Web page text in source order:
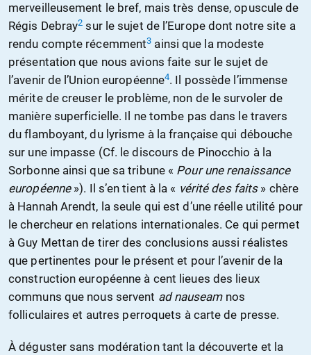
merveilleusement le bref, mais très dense, opuscule de
Régis Debray2 sur le sujet de l’Europe dont notre site a
rendu compte récemment3 ainsi que la modeste
présentation que nous avions faite sur le sujet de
l’avenir de l’Union européenne4. Il possède l’immense
mérite de creuser le problème, non de le survoler de
manière superficielle. Il ne tombe pas dans le travers
du flamboyant, du lyrisme à la française qui débouche
sur une impasse (Cf. le discours de Pinocchio à la
Sorbonne ainsi que sa tribune « Pour une renaissance
européenne »). Il s’en tient à la « vérité des faits» chère
à Hannah Arendt, la seule qui est d’une réelle utilité pour
le chercheur en relations internationales. Ce qui permet
à Guy Mettan de tirer des conclusions aussi réalistes
que pertinentes pour le présent et pour l’avenir de la
construction européenne à cent lieues des lieux
communs que nous servent ad nauseamnos
folliculaires et autres perroquets à carte de presse.
À déguster sans modération tant la découverte et la